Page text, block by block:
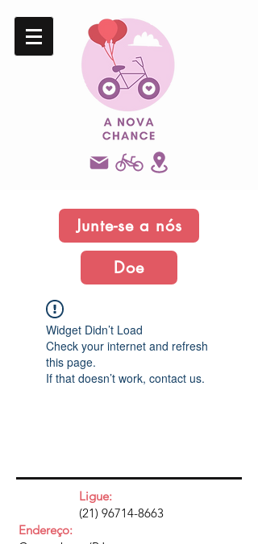
Junte-se a nós
Doe
Widget Didn’t Load
Check your internet and refresh
this page.
If that doesn’t work, contact us.
Ligue:
(21) 96714-8663
Endereço: